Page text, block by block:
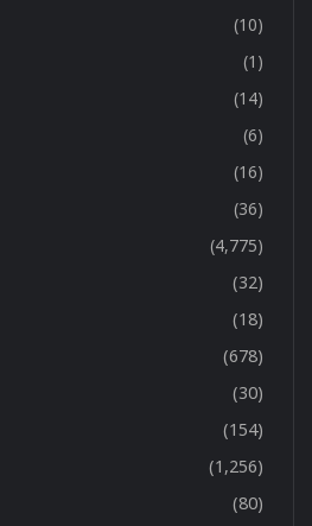
(10)
(1)
(14)
(6)
(16)
(36)
(4,775)
(32)
(18)
(678)
(30)
(154)
(1,256)
(80)